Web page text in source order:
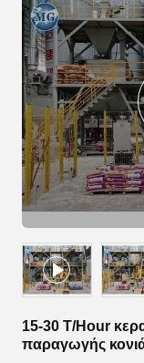
15-30 T/Hour
παραγωγής